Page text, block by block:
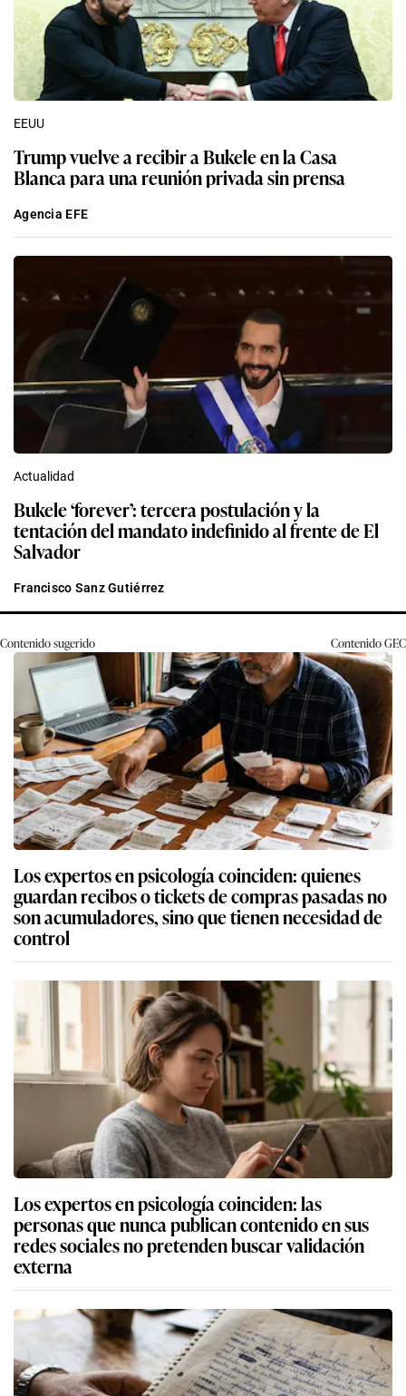
EEUU
Trump vuelve a recibir a Bukele en la Casa
Blanca para una reunión privada sin prensa
Agencia EFE
Actualidad
Bukele ‘forever’: tercera postulación y la
tentación del mandato indefinido al frente de El
Salvador
Francisco Sanz Gutiérrez
Contenido sugerido ContenidoGEC
Los expertos en psicología coinciden: quienes
guardan recibos o tickets de compras pasadas no
son acumuladores, sino que tienen necesidad de
control
Los expertos en psicología coinciden: las
personas que nunca publican contenido en sus
redes sociales no pretenden buscar validación
externa